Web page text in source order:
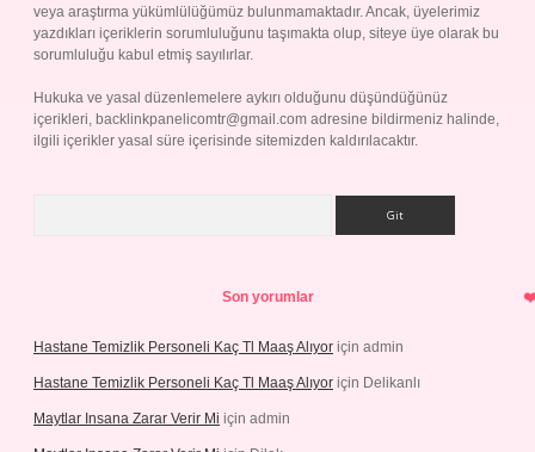
veya araştırma yükümlülüğümüz bulunmamaktadır. Ancak, üyelerimiz
yazdıkları içeriklerin sorumluluğunu taşımakta olup, siteye üye olarak bu
sorumluluğu kabul etmiş sayılırlar.
Hukuka ve yasal düzenlemelere aykırı olduğunu düşündüğünüz
içerikleri, backlinkpanelicomtr@gmail.com adresine bildirmeniz halinde,
ilgili içerikler yasal süre içerisinde sitemizden kaldırılacaktır.
Son yorumlar
Hastane Temizlik Personeli Kaç Tl Maaş Alıyor için admin
Hastane Temizlik Personeli Kaç Tl Maaş Alıyor için Delikanlı
Maytlar Insana Zarar Verir Mi için admin